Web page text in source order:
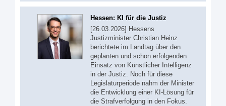
Hessen: KI für die Justiz
[26.03.2026] Hessens
Justizminister Christian Heinz
berichtete im Landtag über den
geplanten und schon erfolgenden
Einsatz von Künstlicher Intelligenz
in der Justiz. Noch für diese
Legislaturperiode nahm der Minister
die Entwicklung einer KI-Lösung für
die Strafverfolgung in den Fokus.